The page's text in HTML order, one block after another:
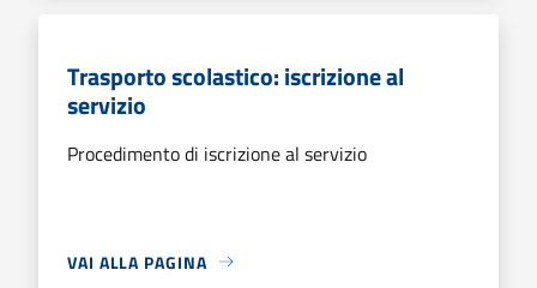
Trasporto scolastico: iscrizione al
servizio
Procedimento di iscrizione al servizio
VAI ALLA PAGINA